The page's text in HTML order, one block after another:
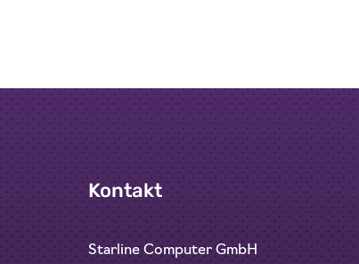
Kontakt
Starline Computer GmbH